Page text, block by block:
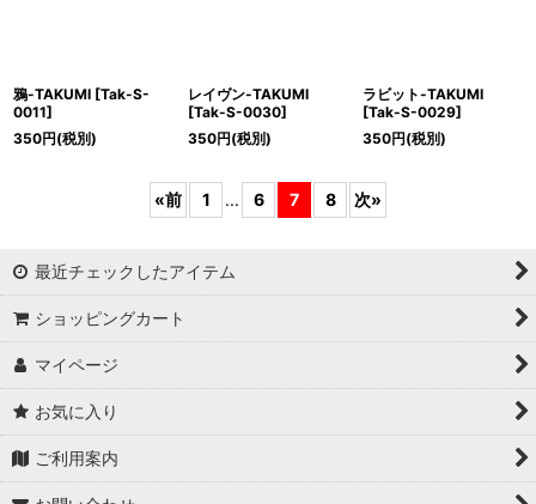
鴉-TAKUMI [Tak-S-
0011]
350円(税別)
レイヴン-TAKUMI
[Tak-S-0030]
350円(税別)
ラビット-TAKUMI
[Tak-S-0029]
350円(税別)
«前 1 ... 6 7 8 次»
最近チェックしたアイテム
ショッピングカート
マイページ
お気に入り
ご利用案内